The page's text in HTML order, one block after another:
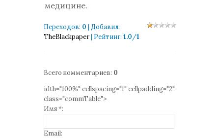
медицине.
Переходов: 0 | Добавил:
TheBlackpaper| Рейтинг: 1.0/1
Всего комментариев: 0
idth="100%" cellspacing="1" cellpadding="2"
class="commTable">
Имя *:
Email: